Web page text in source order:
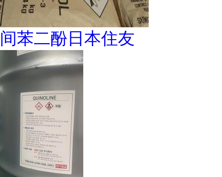
间苯二酚日本住友